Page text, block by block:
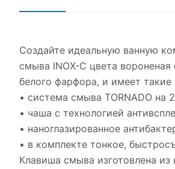
Создайте идеальную ванную
смыва INOX-C цвета
белого фарфора, и имеет такие
• система смыва TORNADO на
• чаша с технологией
• наноглазированное
• в комплекте тонкое,
Клавиша смыва изготовлена